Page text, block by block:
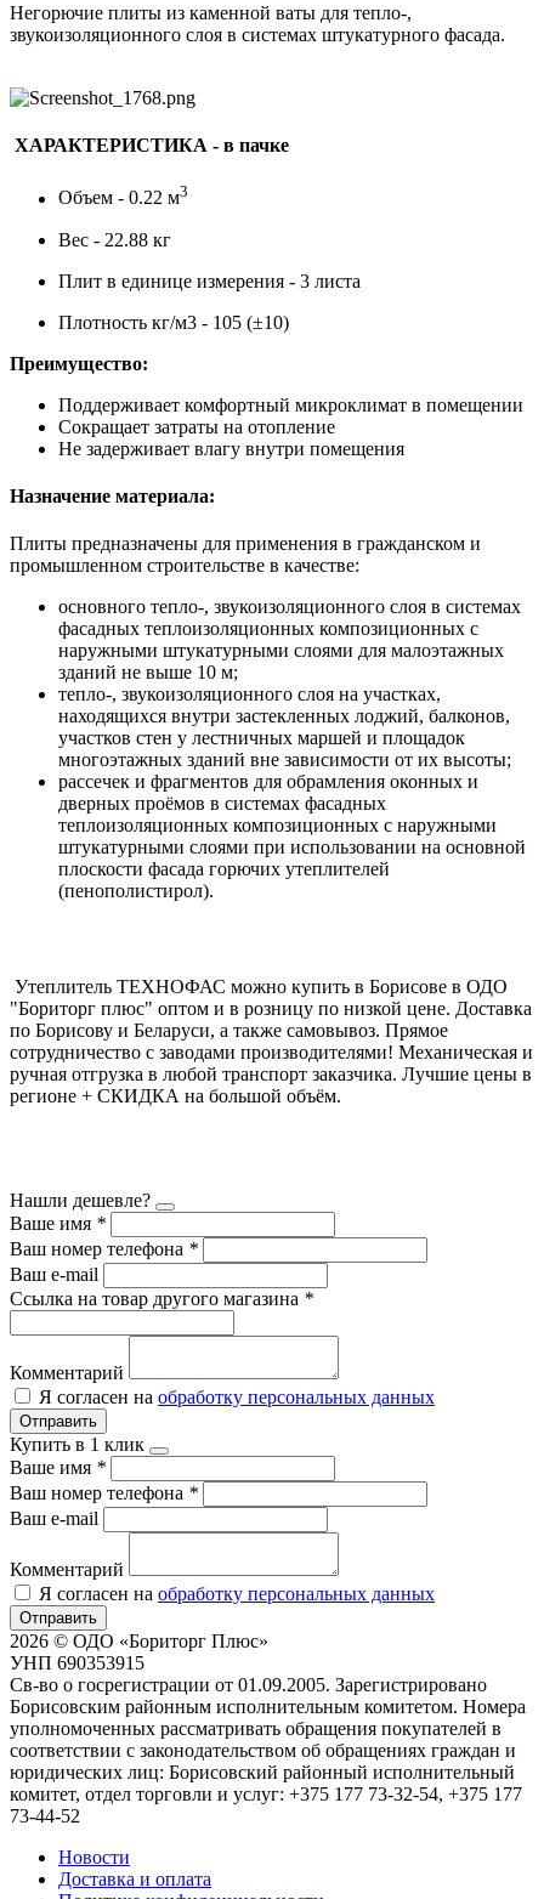
Негорючие плиты из каменной ваты для тепло-,
звукоизоляционного слоя в системах штукатурного фасада.
ХАРАКТЕРИСТИКА - в пачке
Объем - 0.22 м3
Вес - 22.88 кг
Плит в единице измерения - 3 листа
Плотность кг/м3 - 105 (±10)
Преимущество:
Поддерживает комфортный микроклимат в помещении
Сокращает затраты на отопление
Не задерживает влагу внутри помещения
Назначение материала:
Плиты предназначены для применения в гражданском и
промышленном строительстве в качестве:
основного тепло-, звукоизоляционного слоя в системах
фасадных теплоизоляционных композиционных с
наружными штукатурными слоями для малоэтажных
зданий не выше 10 м;
тепло-, звукоизоляционного слоя на участках,
находящихся внутри застекленных лоджий, балконов,
участков стен у лестничных маршей и площадок
многоэтажных зданий вне зависимости от их высоты;
рассечек и фрагментов для обрамления оконных и
дверных проёмов в системах фасадных
теплоизоляционных композиционных с наружными
штукатурными слоями при использовании на основной
плоскости фасада горючих утеплителей
(пенополистирол).
Утеплитель ТЕХНОФАС можно купить в Борисове в ОДО
"Бориторг плюс" оптом и в розницу по низкой цене. Доставка
по Борисову и Беларуси, а также самовывоз. Прямое
сотрудничество с заводами производителями! Механическая и
ручная отгрузка в любой транспорт заказчика. Лучшие цены в
регионе + СКИДКА на большой объём.
Нашли дешевле?
Ваше имя *
Ваш номер телефона *
Ваш e-mail
Ссылка на товар другого магазина *
Комментарий
Я согласен на обработку персональных данных
Отправить
Купить в 1 клик
Ваше имя *
Ваш номер телефона *
Ваш e-mail
Комментарий
Я согласен на обработку персональных данных
Отправить
2026 © ОДО «Бориторг Плюс»
УНП 690353915
Св-во о госрегистрации от 01.09.2005. Зарегистрировано
Борисовским районным исполнительным комитетом. Номера
уполномоченных рассматривать обращения покупателей в
соответствии с законодательством об обращениях граждан и
юридических лиц: Борисовский районный исполнительный
комитет, отдел торговли и услуг: +375 177 73-32-54, +375 177
73-44-52
Новости
Доставка и оплата